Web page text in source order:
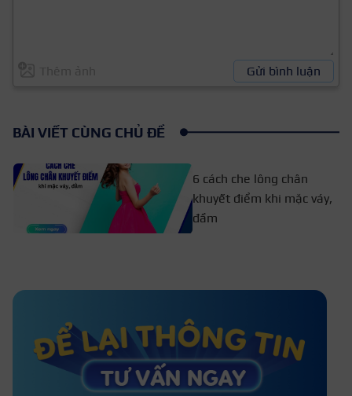
Gửi bình luận
BÀI VIẾT CÙNG CHỦ ĐỀ
6 cách che lông chân
khuyết điểm khi mặc váy,
đầm
TOP 10+ Dáng chân mày đẹp tự
nhiên mang lại may mắn 2026